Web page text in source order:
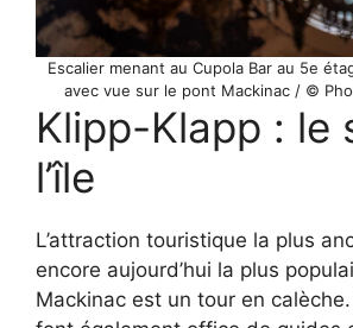
Escalier menant au Cupola Bar au 5e
avec vue sur le pont Mackinac / ©
Klipp-Klapp : le
l’île
L’attraction touristique la plus
encore aujourd’hui la plus
Mackinac est un tour en